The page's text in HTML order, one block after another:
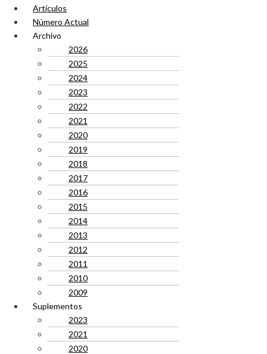
Artículos
Número Actual
Archivo
2026
2025
2024
2023
2022
2021
2020
2019
2018
2017
2016
2015
2014
2013
2012
2011
2010
2009
Suplementos
2023
2021
2020